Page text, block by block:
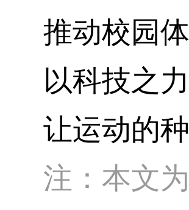
推动校园体
以科技之力
让运动的种
注：本文